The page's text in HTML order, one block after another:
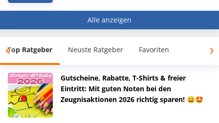
Alle anzeigen
Top Ratgeber Neuste Ratgeber Favoriten
Gutscheine, Rabatte, T-Shirts & freier
Eintritt: Mit guten Noten bei den
Zeugnisaktionen 2026 richtig sparen! 😀🤩